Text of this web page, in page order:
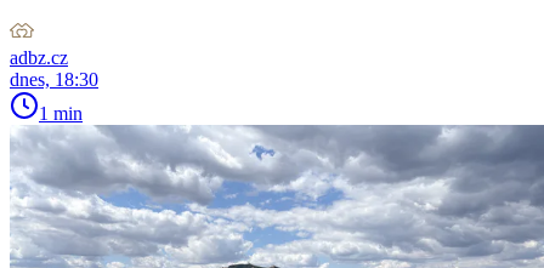
adbz.cz
dnes, 18:30
1 min